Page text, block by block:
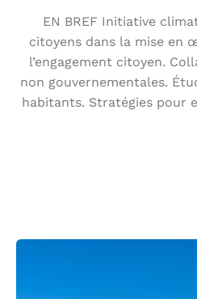
EN BREF Initiative
citoyens dans la mise en
l’engagement citoyen.
non gouvernementales.
habitants. Stratégies pour